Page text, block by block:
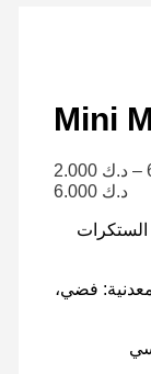
Mini
د.ك 2.000 –
د.ك 6.000
7 انش. جميع الستكرات
فضي،